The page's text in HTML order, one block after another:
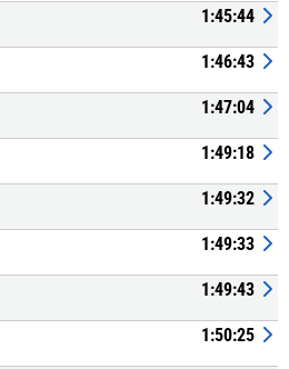
1:45:44
1:46:43
1:47:04
1:49:18
1:49:32
1:49:33
1:49:43
1:50:25